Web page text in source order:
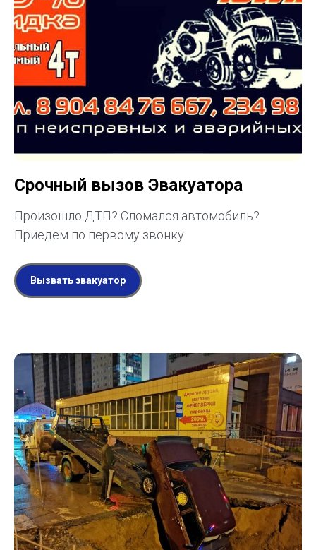
Срочный вызов Эвакуатора
Произошло ДТП? Cломался автомобиль?
Приедем по первому звонку
Вызвать эвакуатор